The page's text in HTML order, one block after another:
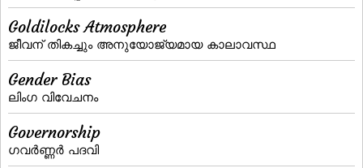
Goldilocks Atmosphere
ജീവന് തികച്ചും അനുയോജ്യമായ കാലാവസ്ഥ
Gender Bias
ലിംഗ വിവേചനം
Governorship
ഗവര്‍ണ്ണര്‍ പദവി